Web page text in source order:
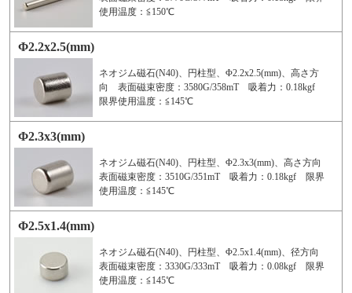
使用温度：≦150℃
Φ2.2x2.5(mm)
ネオジム磁石(N40)、円柱型、Φ2.2x2.5(mm)、高さ方
向 表面磁束密度：3580G/358mT 吸着力：0.18kgf
限界使用温度：≦145℃
Φ2.3x3(mm)
ネオジム磁石(N40)、円柱型、Φ2.3x3(mm)、高さ方向
表面磁束密度：3510G/351mT 吸着力：0.18kgf 限界
使用温度：≦145℃
Φ2.5x1.4(mm)
ネオジム磁石(N40)、円柱型、Φ2.5x1.4(mm)、径方向
表面磁束密度：3330G/333mT 吸着力：0.08kgf 限界
使用温度：≦145℃